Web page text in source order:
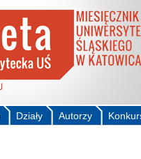
Autorzy
Działy